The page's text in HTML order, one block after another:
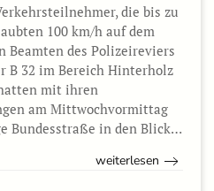
die bis zu
100 km/h auf dem
Beamten des Polizeireviers
B 32 im Bereich Hinterholz
mit ihren
am Mittwochvormittag
Bundesstraße in den Blick…
weiterlesen